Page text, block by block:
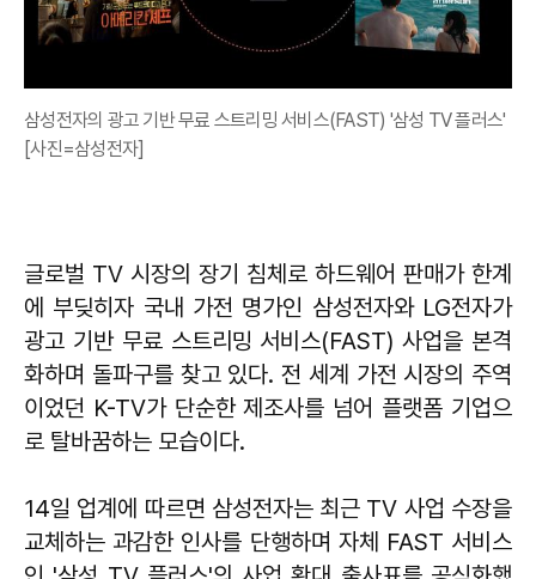
삼성전자의 광고 기반 무료 스트리밍 서비스(FAST) '삼성 TV 플러스'
[사진=삼성전자]
글로벌 TV 시장의 장기 침체로 하드웨어 판매가 한계
에 부딪히자 국내 가전 명가인 삼성전자와 LG전자가
광고 기반 무료 스트리밍 서비스(FAST) 사업을 본격
화하며 돌파구를 찾고 있다. 전 세계 가전 시장의 주역
이었던 K-TV가 단순한 제조사를 넘어 플랫폼 기업으
로 탈바꿈하는 모습이다.
14일 업계에 따르면 삼성전자는 최근 TV 사업 수장을
교체하는 과감한 인사를 단행하며 자체 FAST 서비스